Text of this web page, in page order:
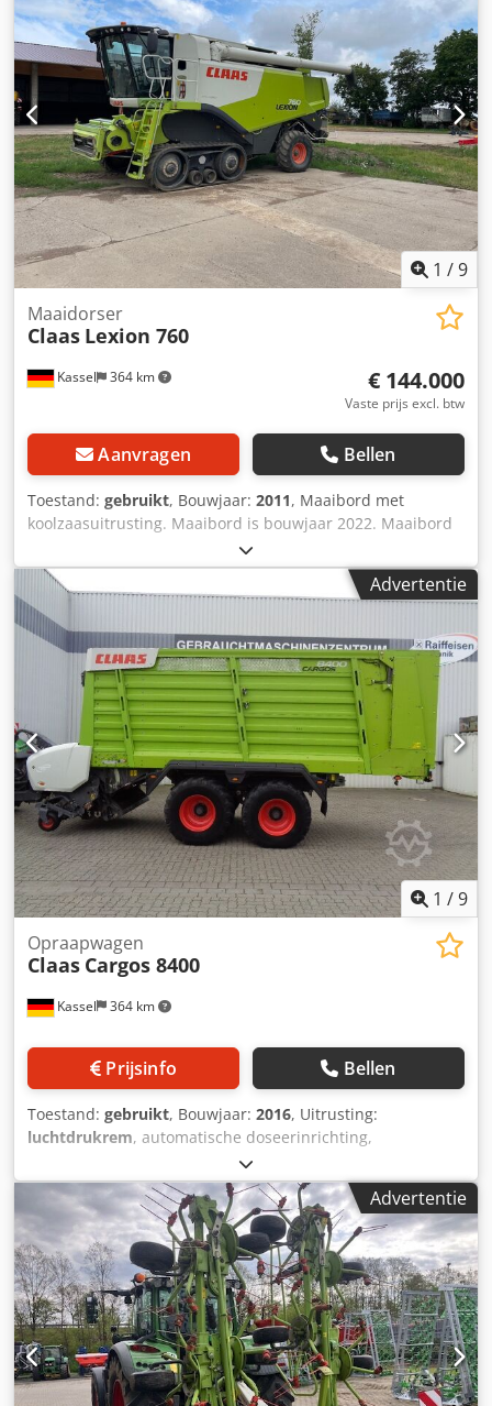
1 /9
Kassel 364 km
Maaidorser
Claas Lexion 760
€ 144.000
Vaste prijs excl. btw
Aanvragen Bellen
Toestand: gebruikt, Bouwjaar: 2011, Maaibord met
koolzaasuitrusting. Maaibord is bouwjaar 2022. Maaibord
Claas Vario / 930 / Dksdpfx Aet Twuisprsr
Advertentie
1 /9
Kassel 364 km
Opraapwagen
Claas Cargos 8400
Prijsinfo Bellen
Toestand: gebruikt, Bouwjaar: 2016, Uitrusting:
luchtdrukrem, automatische doseerinrichting,
neerklapbare schuifbodem, derde tastwiel onder de pick-
up, 6905 ladingen, naloopgestuurde as, disselvering
hydraulisch, asvering mechanisch, LoadSensing, pick-up,
40 messen snij-inrichting, LED-verlichtingspakket,
krachtopnemer voor L Dkedstpn Tpspfx Aprer
Advertentie